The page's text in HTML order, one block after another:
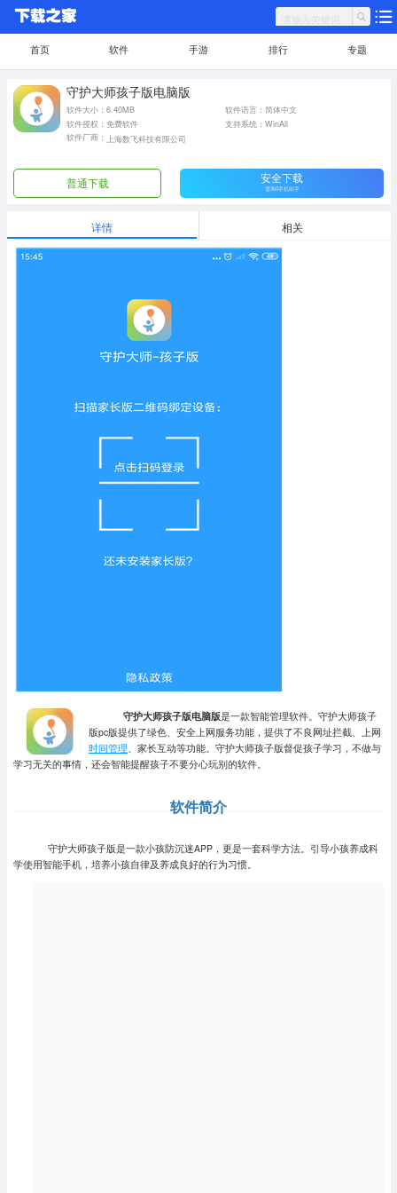
首页 软件 手游 排行 专题
守护大师孩子版电脑版
软件大小：6.40MB
软件语言：简体中文
软件授权：免费软件
支持系统：WinAll
软件厂商：
上海数飞科技有限公司
普通下载 安全下载
需360手机助手
详情 相关
守护大师孩子版电脑版是一款智能管理软件。守护大师孩子
版pc版提供了绿色、安全上网服务功能，提供了不良网址拦截、上网
时间管理 、家长互动等功能。守护大师孩子版督促孩子学习，不做与
学习无关的事情，还会智能提醒孩子不要分心玩别的软件。
软件简介
守护大师孩子版是一款小孩防沉迷APP，更是一套科学方法。引导小孩养成科
学使用智能手机，培养小孩自律及养成良好的行为习惯。